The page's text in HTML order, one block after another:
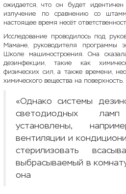
ожидается, что он будет
излучение по сравнению со
настоящее время несёт
Исследование проводилось под
Мамане, руководителя программы
Школе машиностроения. Она
дезинфекции, такие как
физических сил, а также времени,
химического вещества на поверхность.
«Однако системы
светодиодных
установлены,
вентиляции и
стерилизовать
выбрасываемый в
она